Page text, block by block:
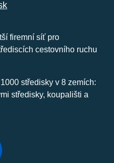
firemní síť pro
cestovního ruchu
středisky v 8 zemích:
středisky, koupališti a